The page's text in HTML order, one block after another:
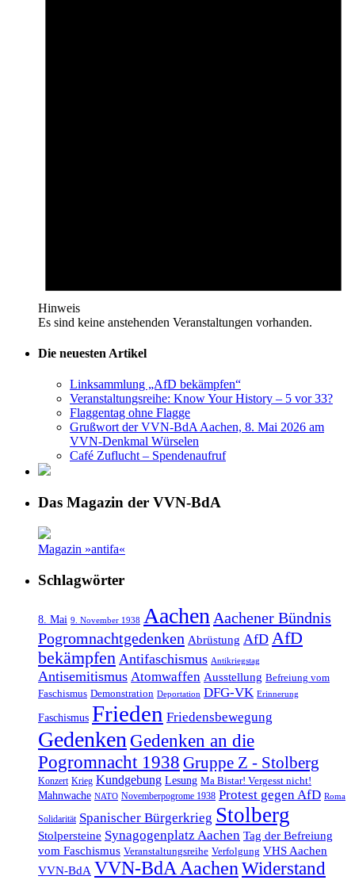
Hinweis
Es sind keine anstehenden Veranstaltungen vorhanden.
Die neuesten Artikel
Linksammlung „AfD bekämpfen“
Veranstaltungsreihe: Know Your History – 5 vor 33?
Flaggentag ohne Flagge
Grußwort der VVN-BdA Aachen, 8. Mai 2026 am
VVN-Denkmal Würselen
Café Zuflucht – Spendenaufruf
Das Magazin der VVN-BdA
Magazin »antifa«
Schlagwörter
8. Mai 9. November 1938 Aachen Aachener Bündnis
Pogromnachtgedenken Abrüstung AfD AfD
bekämpfen Antifaschismus Antikriegstag
Antisemitismus Atomwaffen Ausstellung Befreiung vom
Faschismus Demonstration Deportation DFG-VK Erinnerung
Faschismus Frieden Friedensbewegung
Gedenken Gedenken an die
Pogromnacht 1938 Gruppe Z - Stolberg
Konzert Krieg Kundgebung Lesung Ma Bistar! Vergesst nicht!
Mahnwache NATO Novemberpogrome 1938 Protest gegen AfD Roma
Solidarität Spanischer Bürgerkrieg Stolberg
Stolpersteine Synagogenplatz Aachen Tag der Befreiung
vom Faschismus Veranstaltungsreihe Verfolgung VHS Aachen
VVN-BdA VVN-BdA AachenWiderstand